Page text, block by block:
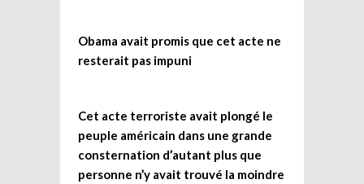
Obama avait promis que cet acte ne
resterait pas impuni
Cet acte terroriste avait plongé le
peuple américain dans une grande
consternation d’autant plus que
personne n’y avait trouvé la moindre